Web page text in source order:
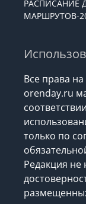
РАСПИСАНИЕ
МАРШРУТОВ-
Все права
orenday.ru
только по
Редакция не